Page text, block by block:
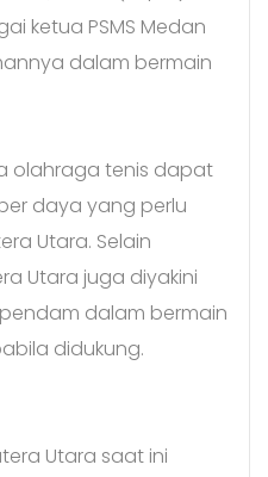
ketua PSMS Medan
dalam bermain
olahraga tenis dapat
daya yang perlu
Utara. Selain
Utara juga diyakini
dalam bermain
didukung.
Utara saat ini